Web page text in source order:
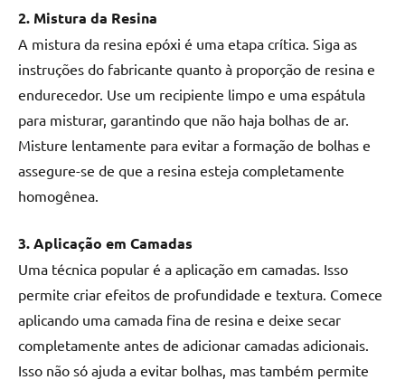
2. Mistura da Resina
A mistura da resina epóxi é uma etapa crítica. Siga as
instruções do fabricante quanto à proporção de resina e
endurecedor. Use um recipiente limpo e uma espátula
para misturar, garantindo que não haja bolhas de ar.
Misture lentamente para evitar a formação de bolhas e
assegure-se de que a resina esteja completamente
homogênea.
3. Aplicação em Camadas
Uma técnica popular é a aplicação em camadas. Isso
permite criar efeitos de profundidade e textura. Comece
aplicando uma camada fina de resina e deixe secar
completamente antes de adicionar camadas adicionais.
Isso não só ajuda a evitar bolhas, mas também permite